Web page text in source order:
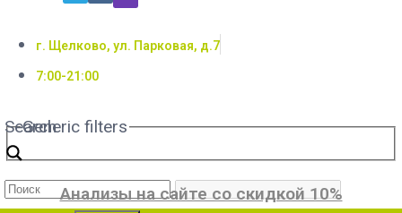
г. Щелково, ул. Парковая, д.7
7:00-21:00
Search
Generic filters
Анализы на сайте со скидкой 10%